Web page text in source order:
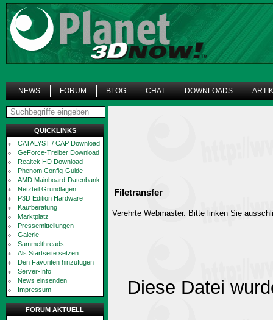
NEWS FORUM BLOG CHAT DOWNLOADS
QUICKLINKS
CATALYST / CAP Download
GeForce-Treiber Download
Realtek HD Download
Phenom Config-Guide
AMD Mainboard-Datenbank
Netzteil Grundlagen
P3D Edition Hardware
Kaufberatung
Marktplatz
Pressemitteilungen
Galerie
Sammelthreads
Als Startseite setzen
Den Favoriten hinzufügen
Server-Info
News einsenden
Impressum
FORUM AKTUELL
Filetransfer
Verehrte Webmaster. Bitte linken Sie
Diese Datei